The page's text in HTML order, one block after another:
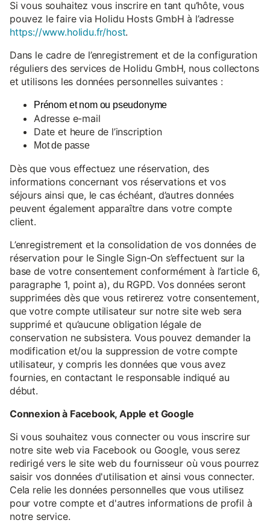
Si vous souhaitez vous inscrire en tant qu’hôte, vous
pouvez le faire via Holidu Hosts GmbH à l’adresse
https://www.holidu.fr/host.
Dans le cadre de l’enregistrement et de la configuration
réguliers des services de Holidu GmbH, nous collectons
et utilisons les données personnelles suivantes :
Prénom et nom ou pseudonyme
Adresse e-mail
Date et heure de l’inscription
Mot de passe
Dès que vous effectuez une réservation, des
informations concernant vos réservations et vos
séjours ainsi que, le cas échéant, d’autres données
peuvent également apparaître dans votre compte
client.
L’enregistrement et la consolidation de vos données de
réservation pour le Single Sign-On s’effectuent sur la
base de votre consentement conformément à l’article 6,
paragraphe 1, point a), du RGPD. Vos données seront
supprimées dès que vous retirerez votre consentement,
que votre compte utilisateur sur notre site web sera
supprimé et qu’aucune obligation légale de
conservation ne subsistera. Vous pouvez demander la
modification et/ou la suppression de votre compte
utilisateur, y compris les données que vous avez
fournies, en contactant le responsable indiqué au
début.
Connexion à Facebook, Apple et Google
Si vous souhaitez vous connecter ou vous inscrire sur
notre site web via Facebook ou Google, vous serez
redirigé vers le site web du fournisseur où vous pourrez
saisir vos données d'utilisation et ainsi vous connecter.
Cela relie les données personnelles que vous utilisez
pour votre compte et d'autres informations de profil à
notre service.